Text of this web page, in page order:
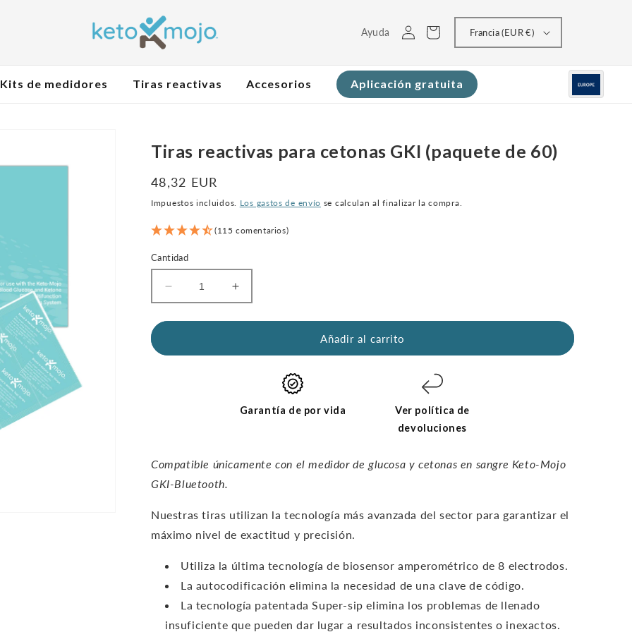
AyudaConectarseCarrito Francia (EUR €)
Kits de medidores Tiras reactivas Accesorios Aplicación gratuita
Tiras reactivas para cetonas GKI (paquete de 60)
Precio
normal
48,32 EUR
Impuestos incluidos. Los gastos de envío se calculan al finalizar la compra.
(115 comentarios)
Cantidad
Reducir
la
cantidad
Aumentar
la
cantidad
GKI
Añadir al carrito
Garantía de por vida
Ver política de
devoluciones
Compatible únicamente con el medidor de glucosa y cetonas en sangre Keto-Mojo
GKI-Bluetooth.
Nuestras tiras utilizan la tecnología más avanzada del sector para garantizar el
máximo nivel de exactitud y precisión.
Utiliza la última tecnología de biosensor amperométrico de 8 electrodos.
La autocodificación elimina la necesidad de una clave de código.
La tecnología patentada Super-sip elimina los problemas de llenado
insuficiente que pueden dar lugar a resultados inconsistentes o inexactos.